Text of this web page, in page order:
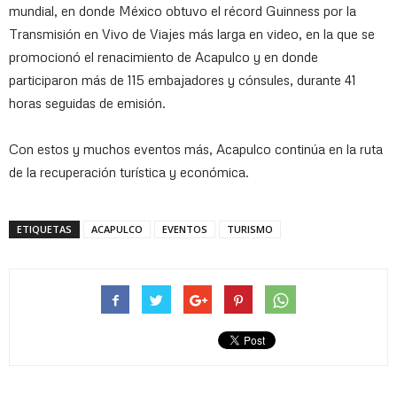
mundial, en donde México obtuvo el récord Guinness por la
Transmisión en Vivo de Viajes más larga en video, en la que se
promocionó el renacimiento de Acapulco y en donde
participaron más de 115 embajadores y cónsules, durante 41
horas seguidas de emisión.
Con estos y muchos eventos más, Acapulco continúa en la ruta
de la recuperación turística y económica.
ETIQUETAS ACAPULCO EVENTOS TURISMO